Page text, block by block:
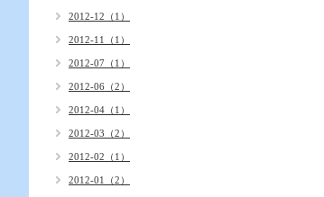
2012-12（1）
2012-11（1）
2012-07（1）
2012-06（2）
2012-04（1）
2012-03（2）
2012-02（1）
2012-01（2）